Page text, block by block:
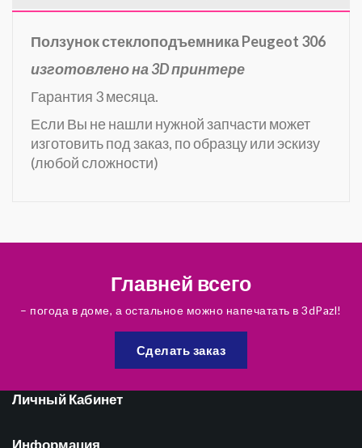
Ползунок стеклоподъемника Peugeot 306
изготовлено на 3D принтере
Гарантия 3 месяца.
Если Вы не нашли нужной запчасти может
изготовить под заказ, по образцу или эскизу
(любой сложности)
Главней всего
– погода в доме, а остальное можно напечатать в 3dPazl!
Сделать заказ
Личный Кабинет
Информация